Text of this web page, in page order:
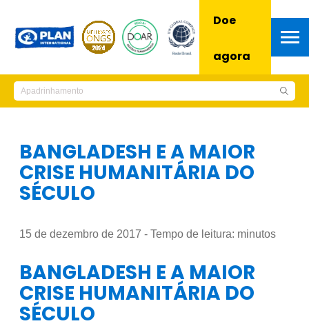
Doe
agora
BANGLADESH E A MAIOR
CRISE HUMANITÁRIA DO
SÉCULO
15 de dezembro de 2017 - Tempo de leitura: minutos
BANGLADESH E A MAIOR
CRISE HUMANITÁRIA DO
SÉCULO